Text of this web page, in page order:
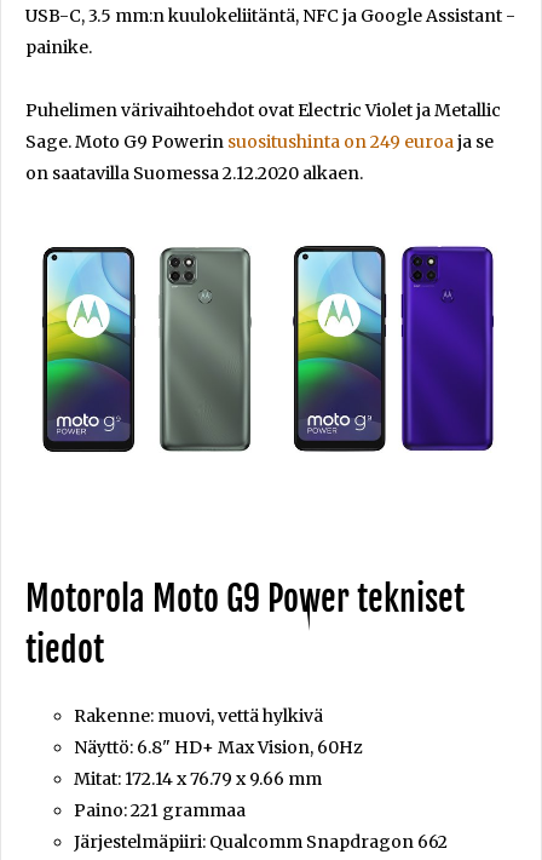
USB-C, 3.5 mm:n kuulokeliitäntä, NFC ja Google Assistant -
painike.
Puhelimen värivaihtoehdot ovat Electric Violet ja Metallic
Sage. Moto G9 Powerin suositushinta on 249 euroaja se
on saatavilla Suomessa 2.12.2020 alkaen.
Motorola Moto G9 Power tekniset
tiedot
Rakenne: muovi, vettä hylkivä
Näyttö: 6.8" HD+ Max Vision, 60Hz
Mitat: 172.14 x 76.79 x 9.66 mm
Paino: 221 grammaa
Järjestelmäpiiri: Qualcomm Snapdragon 662